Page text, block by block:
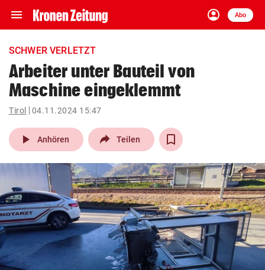
menu Navigation
ein-/ausklappen
account_circle
Anmelden
Abo
close Schließen
account_circle Anmelden
arrow_right
pin_drop
Wien arrow_right
bookmark
search
Suchbegriff
eingeben
SCHWER VERLETZT
Arbeiter unter Bauteil von
Maschine eingeklemmt
Tirol 04.11.2024 15:47
play_arrow Anhören Teilen